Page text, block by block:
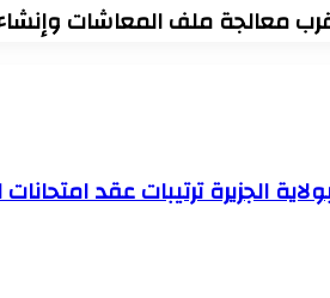
بقرب معالجة ملف المعاشات
الجزيرة ترتيبات عقد